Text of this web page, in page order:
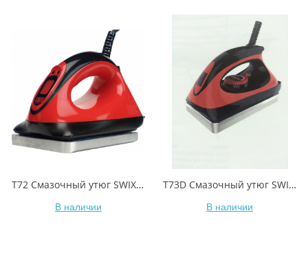
T72 Смазочный утюг SWIX Racing Digital Waxing Iron, 550 Вт
В наличии
T73D Смазочный утюг SWIX Performance digital 1000 Вт
В наличии